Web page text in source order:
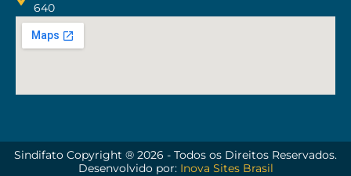
640
Sindifato Copyright ® 2026 - Todos os Direitos Reservados.
Desenvolvido por: Inova Sites Brasil